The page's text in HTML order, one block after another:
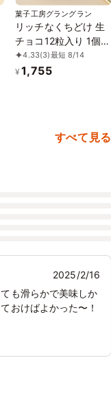
菓子工房グラングラン
リッチなくちどけ 生
チョコ12粒入り 1個セ
ット
4.33(3)最短 8/14
¥ 1,755
すべて見る
2025/2/16
も滑らかで美味しか
おけばよかった〜！